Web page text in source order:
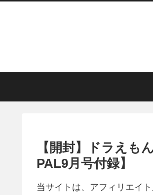
【開封】ドラえも
PAL9月号付録】
当サイトは、アフィリエイ